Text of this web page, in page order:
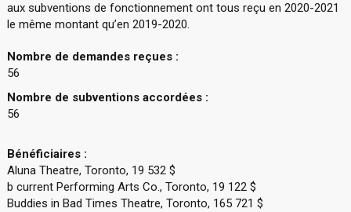
aux subventions de fonctionnement ont tous reçu en 2020-2021
le même montant qu’en 2019-2020.
Nombre de demandes reçues :
56
Nombre de subventions accordées :
56
Bénéficiaires :
Aluna Theatre, Toronto, 19 532 $
b current Performing Arts Co., Toronto, 19 122 $
Buddies in Bad Times Theatre, Toronto, 165 721 $